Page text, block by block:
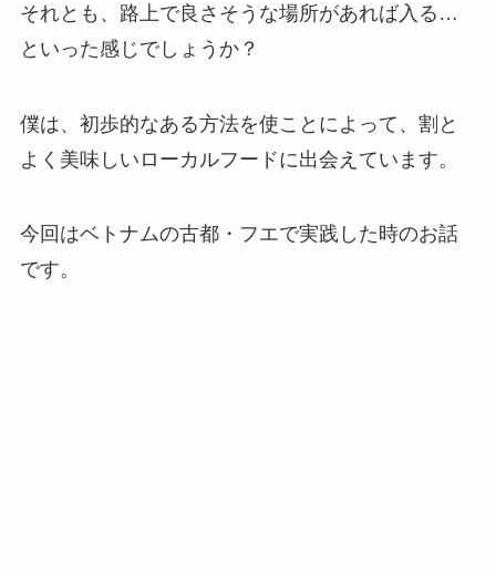
それとも、路上で良さそうな場所があれば入る…
といった感じでしょうか？
僕は、初歩的なある方法を使ことによって、割と
よく美味しいローカルフードに出会えています。
今回はベトナムの古都・フエで実践した時のお話
です。